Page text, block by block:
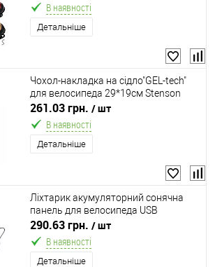
В наявності
Детальніше
Чохол-накладка на сідло"GEL-tech"
для велосипеда 29*19см Stenson
VL97787
261.03 грн. / шт
В наявності
Детальніше
Ліхтарик акумуляторний сонячна
панель для велосипеда USB
10.5*4*4.5см Stenson VL97757
290.63 грн. / шт
В наявності
Детальніше